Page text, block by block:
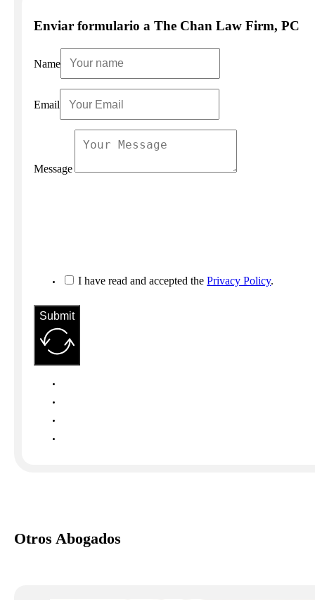
Enviar formulario a The Chan Law Firm, PC
Name
Email
Message
I have read and accepted thePrivacy Policy.
Submit
Otros Abogados